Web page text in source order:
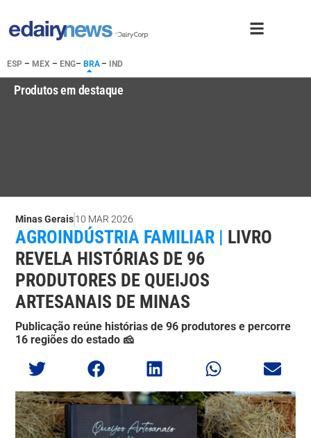
ESP – MEX – ENG– BRA– IND
Produtos em destaque
Minas Gerais10 MAR 2026
AGROINDÚSTRIA FAMILIAR | LIVRO
REVELA HISTÓRIAS DE 96
PRODUTORES DE QUEIJOS
ARTESANAIS DE MINAS
Publicação reúne histórias de 96 produtores e percorre
16 regiões do estado 🧀